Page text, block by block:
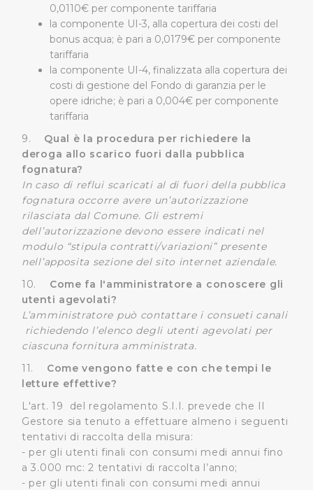
tracciamento ad esclusione di quelli tecnici
indispensabili per una corretta visualizzazione della
pagina.
0,0110€ per componente tariffaria
la componente UI-3, alla copertura dei costi del
bonus acqua; è pari a 0,0179€ per componente
tariffaria
la componente UI-4, finalizzata alla copertura dei
costi di gestione del Fondo di garanzia per le
opere idriche; è pari a 0,004€ per componente
tariffaria
9. Qual è la procedura per richiedere la
deroga allo scarico fuori dalla pubblica
fognatura?
In caso di reflui scaricati al di fuori della pubblica
fognatura occorre avere un’autorizzazione
rilasciata dal Comune. Gli estremi
dell’autorizzazione devono essere indicati nel
modulo “stipula contratti/variazioni” presente
nell’apposita sezione del sito internet aziendale.
10.
Come fa l'amministratore a conoscere gli
utenti agevolati?
L’amministratore può contattare i consueti canali
richiedendo l’elenco degli utenti agevolati per
ciascuna fornitura amministrata.
11. Come vengono fatte e con che tempi le
letture effettive?
L'art. 19 del regolamento S.I.I. prevede che Il
Gestore sia tenuto a effettuare almeno i seguenti
tentativi di raccolta della misura:
- per gli utenti finali con consumi medi annui fino
a 3.000 mc: 2 tentativi di raccolta l’anno;
- per gli utenti finali con consumi medi annui